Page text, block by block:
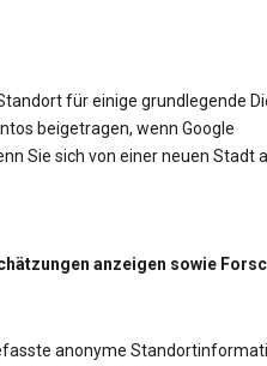
für einige grundlegende
beigetragen, wenn Google
Sie sich von einer neuen Stadt
anzeigen sowie
anonyme